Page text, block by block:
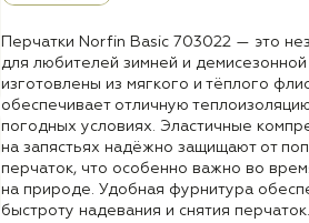
Перчатки Norfin Basic 703022 — это
для любителей зимней и
изготовлены из мягкого и тёплого
обеспечивает отличную
погодных условиях. Эластичные
на запястьях надёжно защищают от
перчаток, что особенно важно во
на природе. Удобная фурнитура
быстроту надевания и снятия